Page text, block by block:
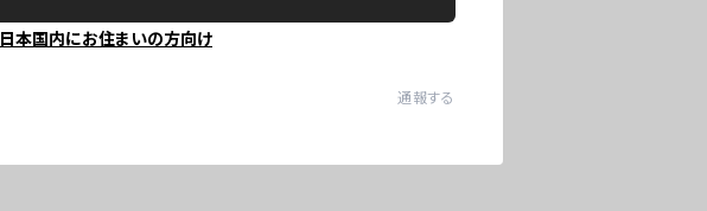
日本国内にお住まいの方向け
通報する